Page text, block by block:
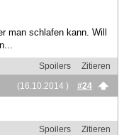
man schlafen kann. Will
Spoilers
Zitieren
(16.10.2014 )
#24
Spoilers
Zitieren